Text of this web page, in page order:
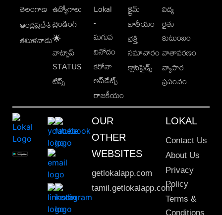
తెలంగాణ
ఆంధ్రప్రదేశ్
తమిళనాడు
ఉద్యోగాలు
ట్రెండింగ్
🌟
వాట్సాప్
STATUS
టిప్స్
Lokal
-
మగువ
వినోదం
కరోనా
అప్‌డేట్స్
రాజకీయం
క్రైమ్
జాతీయం
భక్తి
సమాచారం
క్లాసిఫైడ్స్
విద్య
రైతు
కుటుంబం
వాతావరణం
వ్యాపార
ప్రపంచం
OUR
OTHER
WEBSITES
getlokalapp.com
tamil.getlokalapp.com
LOKAL
Contact Us
About Us
Privacy
Policy
Terms &
Conditions